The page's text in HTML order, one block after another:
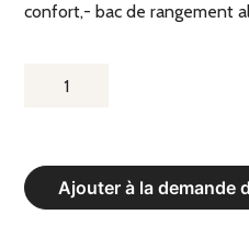
confort,- bac de rangement
Ajouter à la demande
QUANTITÉ
DE
TOUCHE